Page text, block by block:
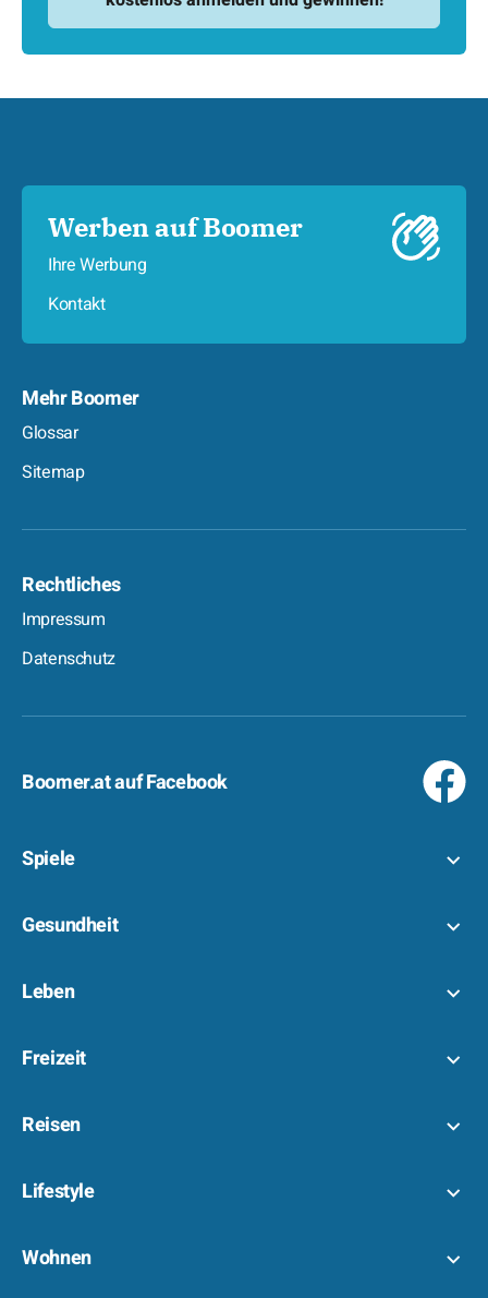
Werben auf Boomer
Ihre Werbung
Kontakt
Mehr Boomer
Glossar
Sitemap
Rechtliches
Impressum
Datenschutz
Boomer.at auf Facebook
Spiele
Gesundheit
Leben
Freizeit
Reisen
Lifestyle
Wohnen